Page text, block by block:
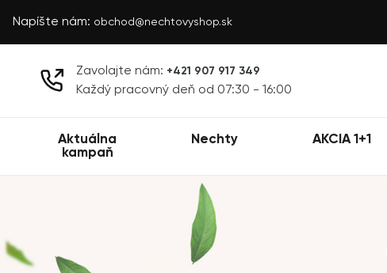
Napíšte nám: obchod@nechtovyshop.sk
Zavolajte nám: +421 907 917 349
Každý pracovný deň od 07:30 - 16:00
Aktuálna
kampaň
Nechty AKCIA 1+1